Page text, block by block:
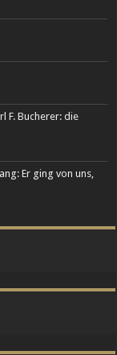
F. Bucherer: die
Er ging von uns,